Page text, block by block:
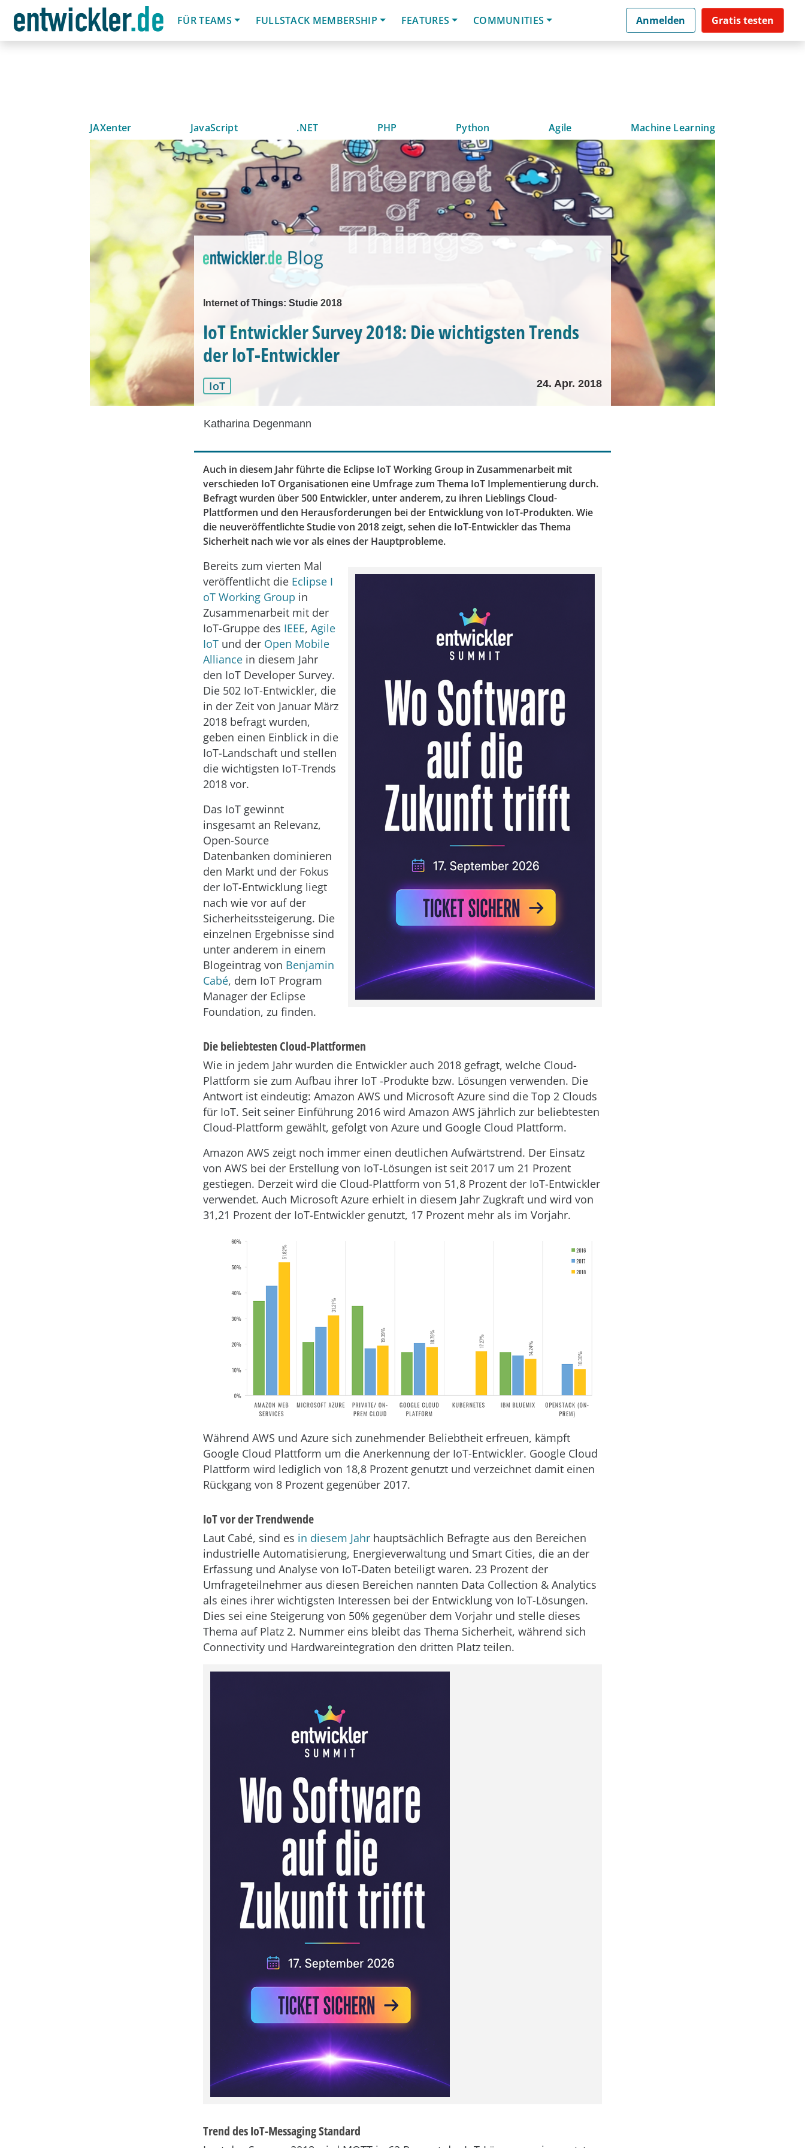
FÜR TEAMS
FULLSTACK MEMBERSHIP FEATURES COMMUNITIES Anmelden Gratis testen
JAXenter JavaScript .NET PHP Python Agile Machine Learning
Internet of Things: Studie 2018
IoT Entwickler Survey 2018: Die wichtigsten Trends
der IoT-Entwickler
IoT 24. Apr. 2018
Katharina Degenmann
Auch in diesem Jahr führte die Eclipse IoT Working Group in Zusammenarbeit mit
verschieden IoT Organisationen eine Umfrage zum Thema IoT Implementierung durch.
Befragt wurden über 500 Entwickler, unter anderem, zu ihren Lieblings Cloud-
Plattformen und den Herausforderungen bei der Entwicklung von IoT-Produkten. Wie
die neuveröffentlichte Studie von 2018 zeigt, sehen die IoT-Entwickler das Thema
Sicherheit nach wie vor als eines der Hauptprobleme.
Bereits zum vierten Mal
veröffentlicht die Eclipse I
oT Working Group in
Zusammenarbeit mit der
IoT-Gruppe des IEEE, Agile
IoT und der Open Mobile
Alliance in diesem Jahr
den IoT Developer Survey.
Die 502 IoT-Entwickler, die
in der Zeit von Januar März
2018 befragt wurden,
geben einen Einblick in die
IoT-Landschaft und stellen
die wichtigsten IoT-Trends
2018 vor.
Das IoT gewinnt
insgesamt an Relevanz,
Open-Source
Datenbanken dominieren
den Markt und der Fokus
der IoT-Entwicklung liegt
nach wie vor auf der
Sicherheitssteigerung. Die
einzelnen Ergebnisse sind
unter anderem in einem
Blogeintrag von Benjamin
Cabé, dem IoT Program
Manager der Eclipse
Foundation, zu finden.
Die beliebtesten Cloud-Plattformen
Wie in jedem Jahr wurden die Entwickler auch 2018 gefragt, welche Cloud-
Plattform sie zum Aufbau ihrer IoT -Produkte bzw. Lösungen verwenden. Die
Antwort ist eindeutig: Amazon AWS und Microsoft Azure sind die Top 2 Clouds
für IoT. Seit seiner Einführung 2016 wird Amazon AWS jährlich zur beliebtesten
Cloud-Plattform gewählt, gefolgt von Azure und Google Cloud Plattform.
Amazon AWS zeigt noch immer einen deutlichen Aufwärtstrend. Der Einsatz
von AWS bei der Erstellung von IoT-Lösungen ist seit 2017 um 21 Prozent
gestiegen. Derzeit wird die Cloud-Plattform von 51,8 Prozent der IoT-Entwickler
verwendet. Auch Microsoft Azure erhielt in diesem Jahr Zugkraft und wird von
31,21 Prozent der IoT-Entwickler genutzt, 17 Prozent mehr als im Vorjahr.
Während AWS und Azure sich zunehmender Beliebtheit erfreuen, kämpft
Google Cloud Plattform um die Anerkennung der IoT-Entwickler. Google Cloud
Plattform wird lediglich von 18,8 Prozent genutzt und verzeichnet damit einen
Rückgang von 8 Prozent gegenüber 2017.
IoT vor der Trendwende
Laut Cabé, sind es in diesem Jahr hauptsächlich Befragte aus den Bereichen
industrielle Automatisierung, Energieverwaltung und Smart Cities, die an der
Erfassung und Analyse von IoT-Daten beteiligt waren. 23 Prozent der
Umfrageteilnehmer aus diesen Bereichen nannten Data Collection & Analytics
als eines ihrer wichtigsten Interessen bei der Entwicklung von IoT-Lösungen.
Dies sei eine Steigerung von 50% gegenüber dem Vorjahr und stelle dieses
Thema auf Platz 2. Nummer eins bleibt das Thema Sicherheit, während sich
Connectivity und Hardwareintegration den dritten Platz teilen.
Trend des IoT-Messaging Standard